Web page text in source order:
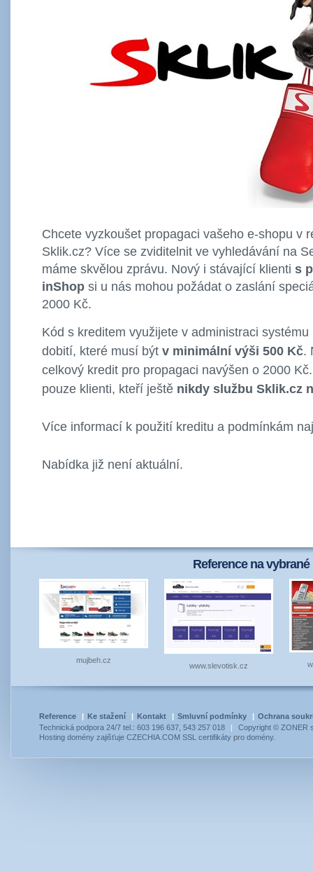
Chcete vyzkoušet propagaci vašeho e-shopu v
Sklik.cz? Více se zviditelnit ve vyhledávání na
máme skvělou zprávu. Nový i stávající klienti s
inShop si u nás mohou požádat o zaslání
2000 Kč.
Kód s kreditem využijete v administraci
dobití, které musí být v minimální výši 500 Kč.
celkový kredit pro propagaci navýšen o 2000
pouze klienti, kteří ještě nikdy službu Sklik.cz
Více informací k použití kreditu a podmínkám
Nabídka již není aktuální.
Reference na
mujbeh.cz
www.slevotisk.cz
Reference | Ke stažení | Kontakt | Smluvní podmínky | Ochrana
Technická podpora 24/7 tel.: 603 196 637, 543 257 018
|
Copyright © ZONER
Hosting domény zajišťuje CZECHIA.COM SSL certifikáty pro domény.